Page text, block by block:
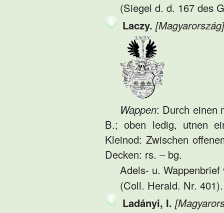
(Siegel d. d. 167 des
Laczy. [Magyarország]
Wappen: Durch einen
B.; oben ledig, utnen
Kleinod: Zwischen
Decken: rs. – bg.
Adels- u.
(Coll. Herald. Nr. 401).
Ladányi, I.